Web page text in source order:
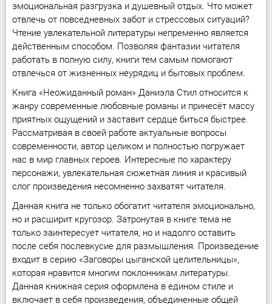
эмоциональная разгрузка и душевный отдых. Что может
отвлечь от повседневных забот и стрессовых ситуаций?
Чтение увлекательной литературы непременно является
действенным способом. Позволяя фантазии читателя
работать в полную силу, книги тем самым помогают
отвлечься от жизненных неурядиц и бытовых проблем.
Книга «Неожиданный роман» Даниэла Стил относится к
жанру современные любовные романы и принесёт массу
приятных ощущений и заставит сердце биться быстрее.
Рассматривая в своей работе актуальные вопросы
современности, автор целиком и полностью погружает
нас в мир главных героев. Интересные по характеру
персонажи, увлекательная сюжетная линия и красивый
слог произведения несомненно захватят читателя.
Данная книга не только обогатит читателя эмоционально,
но и расширит кругозор. Затронутая в книге тема не
только заинтересует читателя, но и надолго оставить
после себя послевкусие для размышления. Произведение
входит в серию «Заговоры цыганской целительницы»,
которая нравится многим поклонникам литературы.
Данная книжная серия оформлена в едином стиле и
включает в себя произведения, объединенные общей